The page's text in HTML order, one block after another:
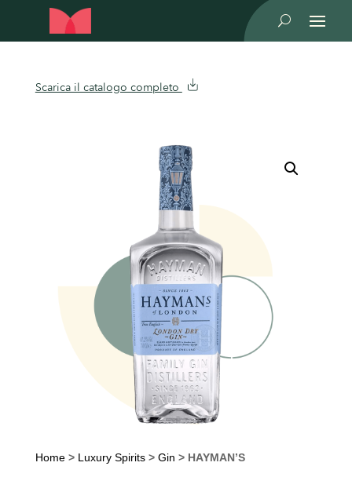
U
Scarica il catalogo completo
Home> Luxury Spirits> Gin > HAYMAN’S